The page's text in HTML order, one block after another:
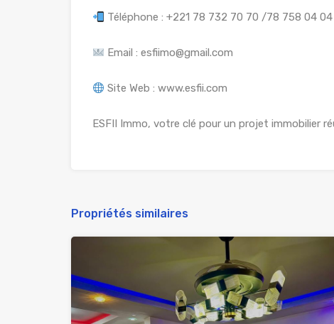
Téléphone : +221 78 732 70 70 /78 758 04 04
Email : esfiimo@gmail.com
Site Web : www.esfii.com
ESFII Immo, votre clé pour un projet immobilier
Propriétés similaires